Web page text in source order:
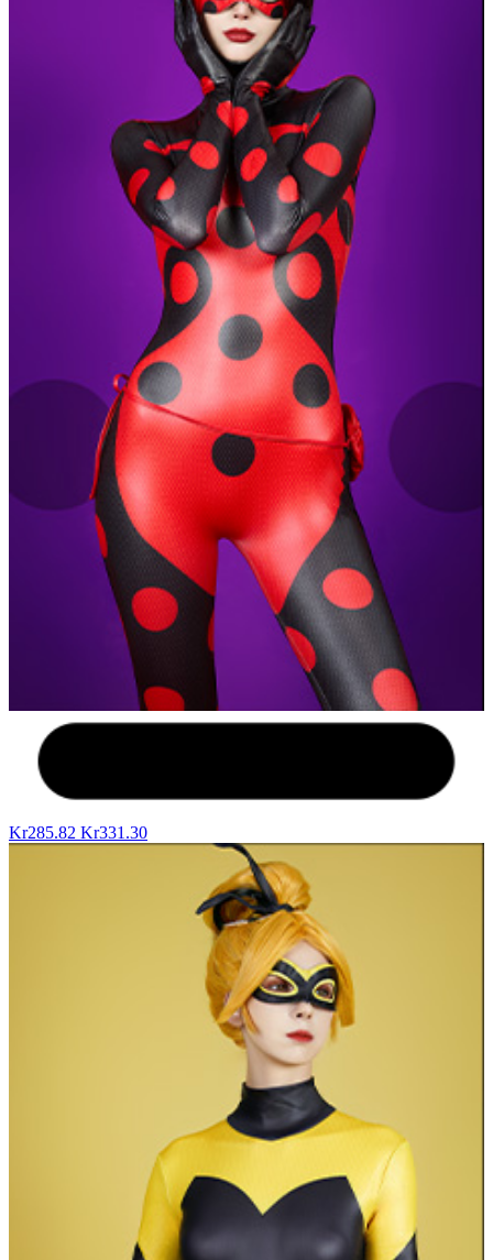
Kr285.82 Kr331.30